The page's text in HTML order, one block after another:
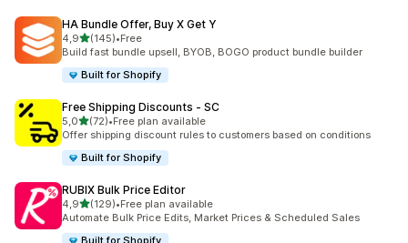
HA Bundle Offer, Buy X Get Y
4,95 yıldız üzerinden
(145)
toplam 145 değerlendirme
•Free
Build fast bundle upsell, BYOB, BOGO product bundle builder
Built for Shopify
Free Shipping Discounts ‑ SC
5,05 yıldız üzerinden
(72)
toplam 72 değerlendirme
•Free plan available
Offer shipping discount rules to customers based on conditions
Built for Shopify
RUBIX Bulk Price Editor
4,95 yıldız üzerinden
(129)
toplam 129 değerlendirme
•Free plan available
Automate Bulk Price Edits, Market Prices & Scheduled Sales